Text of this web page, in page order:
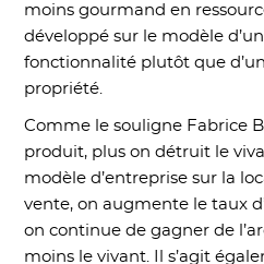
moins gourmand en
développé sur le modèle
fonctionnalité plutôt que
propriété.
Comme le souligne Fabrice
produit, plus on détruit le
modèle d’entreprise sur la
vente, on augmente le taux
on continue de gagner de
moins le vivant. Il s’agit